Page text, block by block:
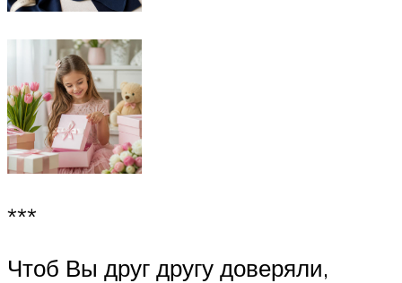
***
Чтоб Вы друг другу доверяли,